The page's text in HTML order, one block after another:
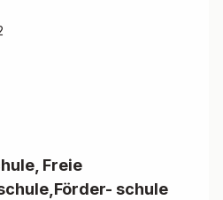
Freie
schule